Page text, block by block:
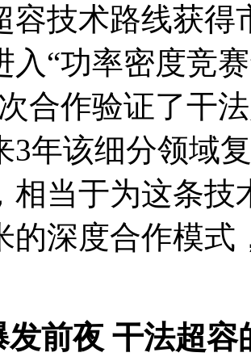
容技术路线获
入“功率密度竞
合作验证了干
3年该细分领域
相当于为这条技
的深度合作模式
发前夜 干法超容